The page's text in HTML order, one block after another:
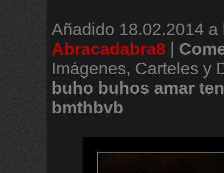
Añadido 18.02.2014 a
Abracadabra8 |
Imágenes, Carteles y
buho buhos amar
bmthbvb